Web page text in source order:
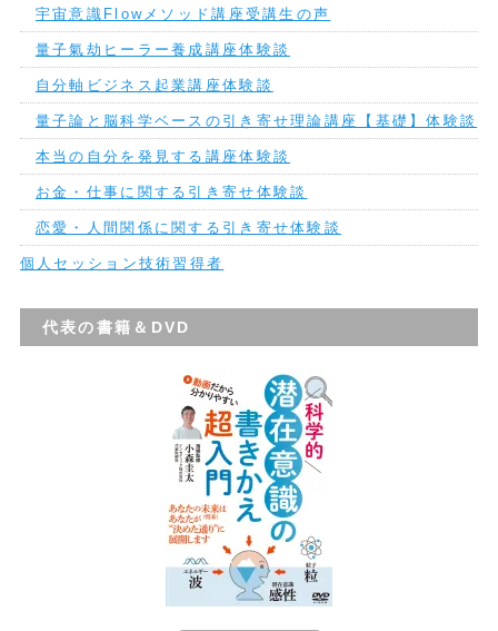
宇宙意識Flowメソッド講座受講生の声
量子氣劫ヒーラー養成講座体験談
自分軸ビジネス起業講座体験談
量子論と脳科学ベースの引き寄せ理論講座【基礎】体験談
本当の自分を発見する講座体験談
お金・仕事に関する引き寄せ体験談
恋愛・人間関係に関する引き寄せ体験談
個人セッション技術習得者
代表の書籍＆DVD